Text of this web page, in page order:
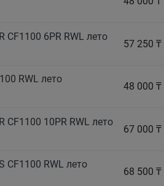
CF1100 6PR RWL лето
57 250 ₸
RWL лето
48 000 ₸
CF1100 10PR RWL лето
67 000 ₸
CF1100 RWL лето
68 500 ₸